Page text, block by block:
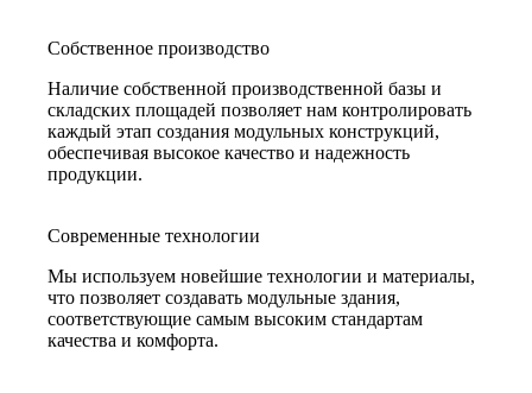
Собственное производство
Наличие собственной производственной базы и
складских площадей позволяет нам контролировать
каждый этап создания модульных конструкций,
обеспечивая высокое качество и надежность
продукции.
Современные технологии
Мы используем новейшие технологии и материалы,
что позволяет создавать модульные здания,
соответствующие самым высоким стандартам
качества и комфорта.